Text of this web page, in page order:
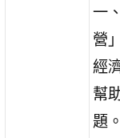
一
營
經
幫
題。